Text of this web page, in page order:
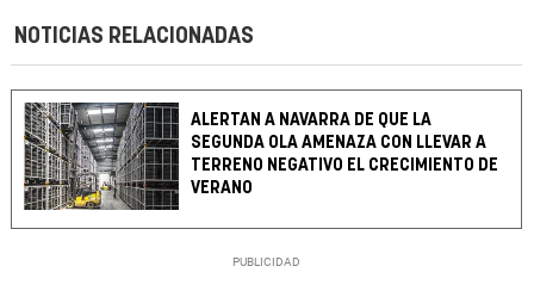
NOTICIAS RELACIONADAS
ALERTAN A NAVARRA DE QUE LA
SEGUNDA OLA AMENAZA CON LLEVAR A
TERRENO NEGATIVO EL CRECIMIENTO DE
VERANO